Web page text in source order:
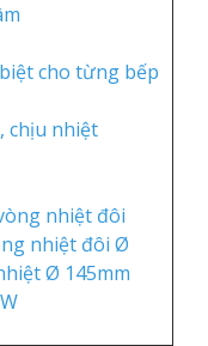
cho từng bếp
chịu nhiệt
nhiệt đôi
nhiệt đôi Ø
Ø 145mm